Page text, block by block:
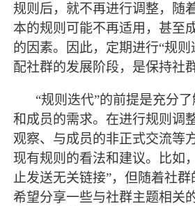
规则后，就不再进行调整，随
本的规则可能不再适用，甚至
的因素。因此，定期进行“规
配社群的发展阶段，是保持社
“规则迭代”的前提是充分
和成员的需求。在进行规则调
观察、与成员的非正式交流等
现有规则的看法和建议。比如
止发送无关链接”，但随着社
希望分享一些与社群主题相关